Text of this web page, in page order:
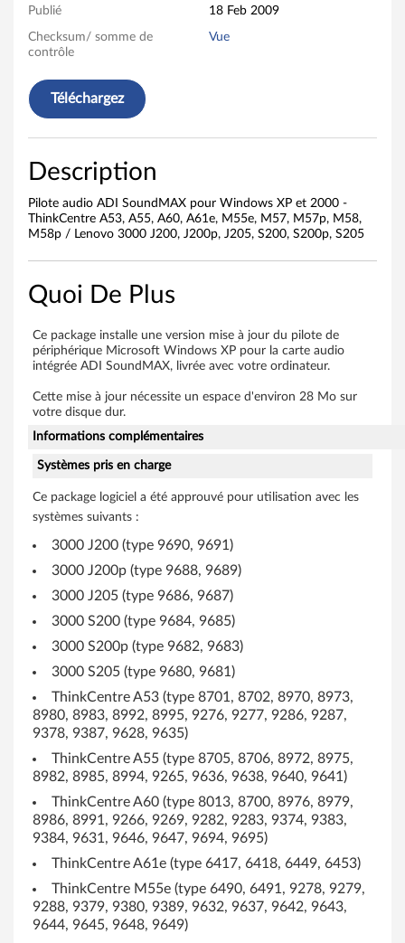
o
u
n
M
A
X
p
o
W
w
X
Publié 18 Feb 2009
Checksum/ somme de
contrôle
Vue
Téléchargez
Description
Pilote audio ADI SoundMAX pour Windows XP et 2000 -
ThinkCentre A53, A55, A60, A61e, M55e, M57, M57p, M58,
M58p / Lenovo 3000 J200, J200p, J205, S200, S200p, S205
Quoi De Plus
Ce package installe une version mise à jour du pilote de
périphérique Microsoft Windows XP pour la carte audio
intégrée ADI SoundMAX, livrée avec votre ordinateur.
Cette mise à jour nécessite un espace d'environ 28 Mo sur
votre disque dur.
Informations complémentaires
Systèmes pris en charge
Ce package logiciel a été approuvé pour utilisation avec les
systèmes suivants :
3000 J200 (type 9690, 9691)
3000 J200p (type 9688, 9689)
3000 J205 (type 9686, 9687)
3000 S200 (type 9684, 9685)
3000 S200p (type 9682, 9683)
3000 S205 (type 9680, 9681)
ThinkCentre A53 (type 8701, 8702, 8970, 8973,
8980, 8983, 8992, 8995, 9276, 9277, 9286, 9287,
9378, 9387, 9628, 9635)
ThinkCentre A55 (type 8705, 8706, 8972, 8975,
8982, 8985, 8994, 9265, 9636, 9638, 9640, 9641)
ThinkCentre A60 (type 8013, 8700, 8976, 8979,
8986, 8991, 9266, 9269, 9282, 9283, 9374, 9383,
9384, 9631, 9646, 9647, 9694, 9695)
ThinkCentre A61e (type 6417, 6418, 6449, 6453)
ThinkCentre M55e (type 6490, 6491, 9278, 9279,
9288, 9379, 9380, 9389, 9632, 9637, 9642, 9643,
9644, 9645, 9648, 9649)